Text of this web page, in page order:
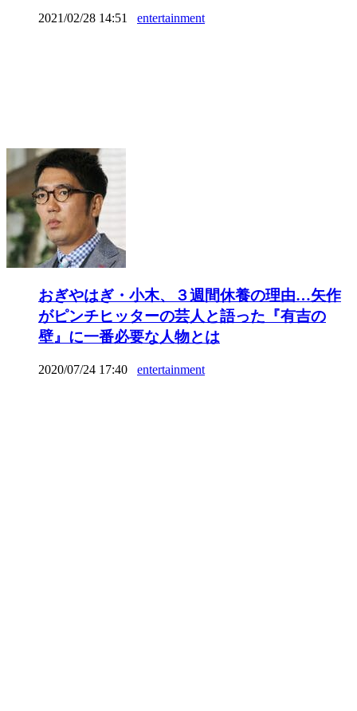
2021/02/28 14:51 entertainment
おぎやはぎ・小木、３週間休養の理由…矢作
がピンチヒッターの芸人と語った『有吉の
壁』に一番必要な人物とは
2020/07/24 17:40 entertainment